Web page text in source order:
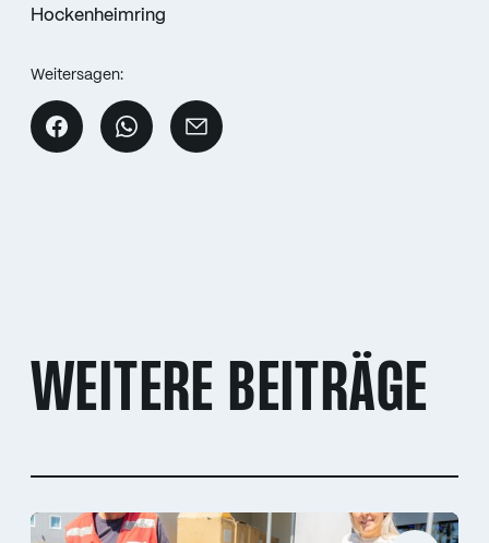
Hockenheimring
Weitersagen:
WEITERE BEITRÄGE